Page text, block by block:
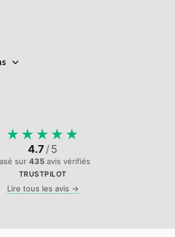
★ ★ ★ ★ ★
4.7/5
sur 435 avis vérifiés
TRUSTPILOT
Lire tous les avis →